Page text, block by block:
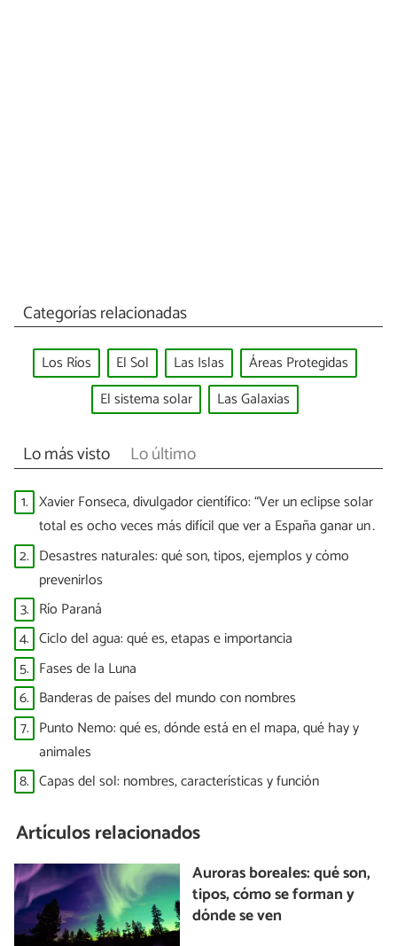
Categorías relacionadas
Los Ríos El Sol Las Islas
Áreas Protegidas
El sistema solar
Las Galaxias
Lo más visto Lo último
1. Xavier Fonseca, divulgador científico: “Ver un eclipse solar
total es ocho veces más difícil que ver a España ganar un
Mundial”
2. Desastres naturales: qué son, tipos, ejemplos y cómo
prevenirlos
3. Río Paraná
4. Ciclo del agua: qué es, etapas e importancia
5. Fases de la Luna
6. Banderas de países del mundo con nombres
7. Punto Nemo: qué es, dónde está en el mapa, qué hay y
animales
8. Capas del sol: nombres, características y función
Artículos relacionados
Auroras boreales: qué son,
tipos, cómo se forman y
dónde se ven